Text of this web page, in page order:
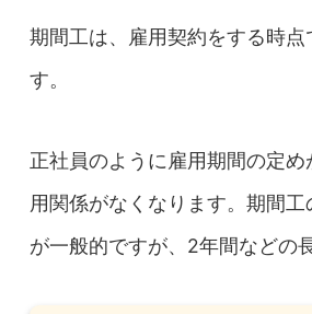
期間工は、雇用契約をする時
す。
正社員のように雇用期間の定
用関係がなくなります。期間
が一般的ですが、2年間などの